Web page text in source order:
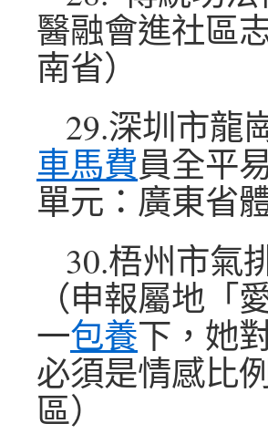
醫融會進社區
南省）
29.深圳市龍
車馬費員全平
單元：廣東省體
30.梧州市氣
（申報屬地「
一包養下，她
必須是情感比
區）